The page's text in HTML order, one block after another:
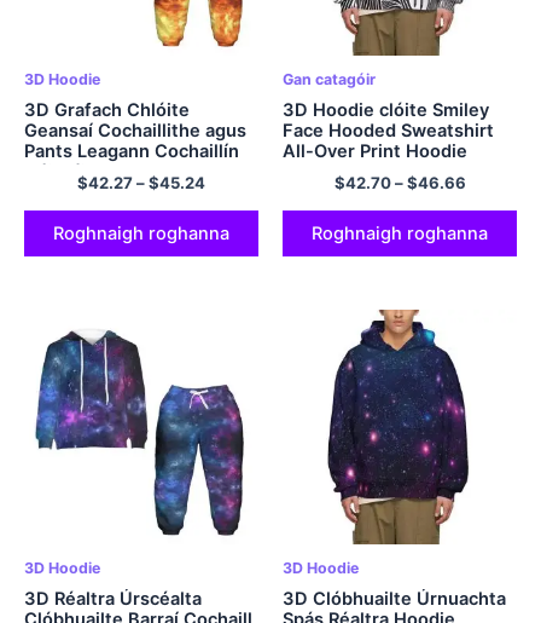
3D Hoodie
3D Grafach Chlóite
Geansaí Cochaillithe agus
Pants Leagann Cochaillín
Dóiteáin Chompord
poileistir Hoodie do Pháistí
$42.27–$45.24
Roghnaigh roghanna
Gan catagóir
3D Hoodie clóite Smiley
Face Hooded Sweatshirt
All-Over Print Hoodie
Pullover
$42.70–$46.66
Roghnaigh roghanna
3D Hoodie
3D Réaltra Úrscéalta
3D Hoodie
3D Clóbhuailte Úrnuachta